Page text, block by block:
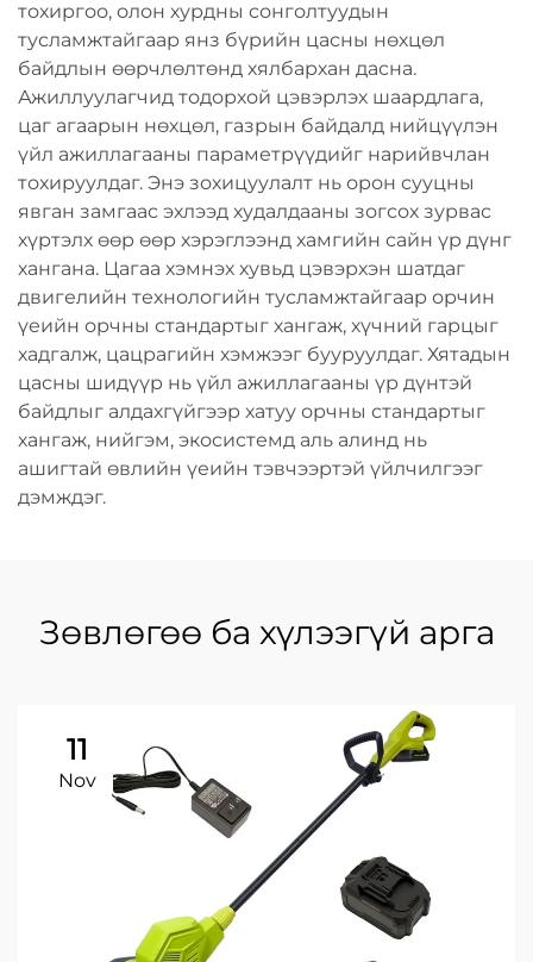
тохиргоо, олон хурдны сонголтуудын
тусламжтайгаар янз бүрийн цасны нөхцөл
байдлын өөрчлөлтөнд хялбархан дасна.
Ажиллуулагчид тодорхой цэвэрлэх шаардлага,
цаг агаарын нөхцөл, газрын байдалд нийцүүлэн
үйл ажиллагааны параметрүүдийг нарийвчлан
тохируулдаг. Энэ зохицуулалт нь орон сууцны
явган замгаас эхлээд худалдааны зогсох зурвас
хүртэлх өөр өөр хэрэглээнд хамгийн сайн үр дүнг
хангана. Цагаа хэмнэх хувьд цэвэрхэн шатдаг
двигелийн технологийн тусламжтайгаар орчин
үеийн орчны стандартыг хангаж, хүчний гарцыг
хадгалж, цацрагийн хэмжээг бууруулдаг. Хятадын
цасны шидүүр нь үйл ажиллагааны үр дүнтэй
байдлыг алдахгүйгээр хатуу орчны стандартыг
хангаж, нийгэм, экосистемд аль алинд нь
ашигтай өвлийн үеийн тэвчээртэй үйлчилгээг
дэмждэг.
Зөвлөгөө ба хүлээгүй арга
11
Nov